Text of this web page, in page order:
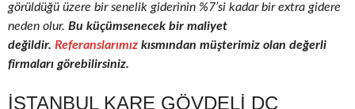
görüldüğü üzere bir senelik giderinin %7’si kadar bir extra gidere
neden olur. Bu küçümsenecek bir maliyet
değildir. Referanslarımız kısmından müşterimiz olan değerli
firmaları görebilirsiniz.
İSTANBUL KARE GÖVDELI DC